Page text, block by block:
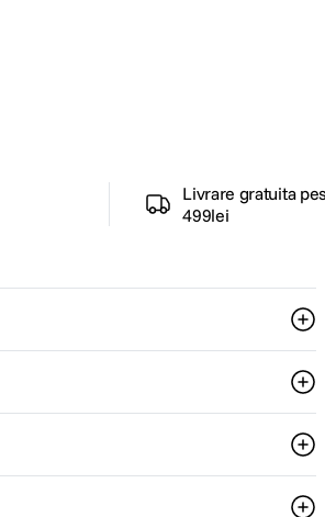
Livrare gratuita
499lei